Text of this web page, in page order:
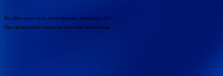
На сайте могут быть опубликованы материалы 18+!
При цитировании ссылка на источник обязательна.